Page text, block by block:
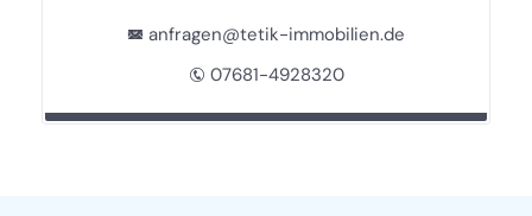
anfragen@tetik-immobilien.de
07681-4928320